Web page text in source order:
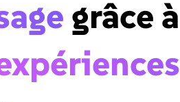
grâce à